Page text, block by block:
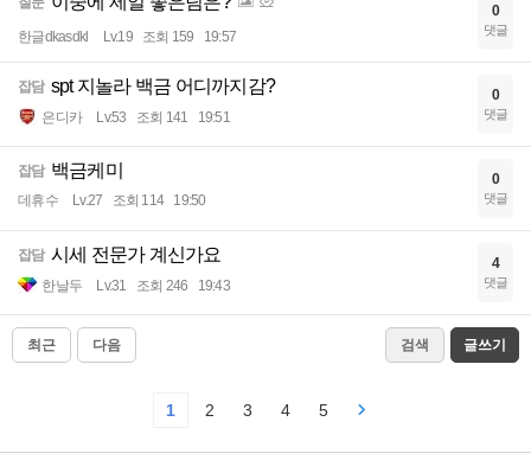
한글dkasdkl Lv.19 조회 159 19:57
0
댓글
잡담 spt 지놀라 백금 어디까지감?
은디카 Lv.53 조회 141 19:51
0
댓글
잡담 백금케미
데휴수 Lv.27 조회 114 19:50
0
댓글
잡담 시세 전문가 계신가요
한날두 Lv.31 조회 246 19:43
4
댓글
최근 다음 검색 글쓰기
1 2 3 4 5